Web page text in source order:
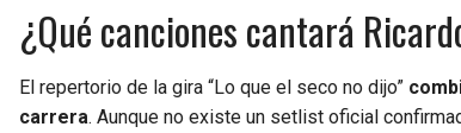
¿Qué canciones cantará
El repertorio de la gira “Lo que el seco no dijo”
carrera. Aunque no existe un setlist oficial